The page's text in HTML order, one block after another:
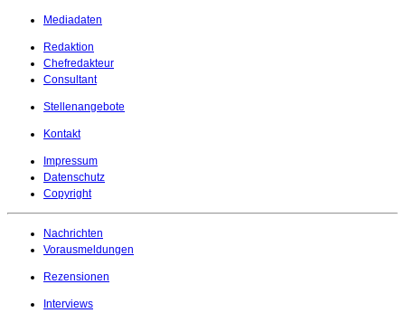
Mediadaten
Redaktion
Chefredakteur
Consultant
Stellenangebote
Kontakt
Impressum
Datenschutz
Copyright
Nachrichten
Vorausmeldungen
Rezensionen
Interviews